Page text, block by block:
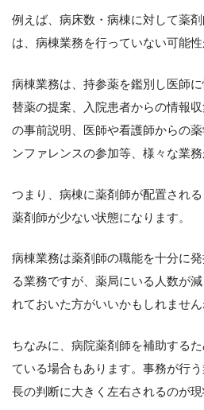
例えば、病床数・病棟に対して薬
は、病棟業務を行っていない可能性
病棟業務は、持参薬を鑑別し医師
替薬の提案、入院患者からの情報
の事前説明、医師や看護師からの
ンファレンスの参加等、様々な業務
つまり、病棟に薬剤師が配置され
薬剤師が少ない状態になります。
病棟業務は薬剤師の職能を十分に
る業務ですが、薬局にいる人数が
れておいた方がいいかもしれません
ちなみに、病院薬剤師を補助する
ている場合もあります。事務が行
長の判断に大きく左右されるのが現